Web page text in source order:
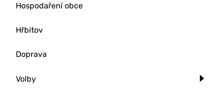
Hospodaření obce
Hřbitov
Doprava
Volby